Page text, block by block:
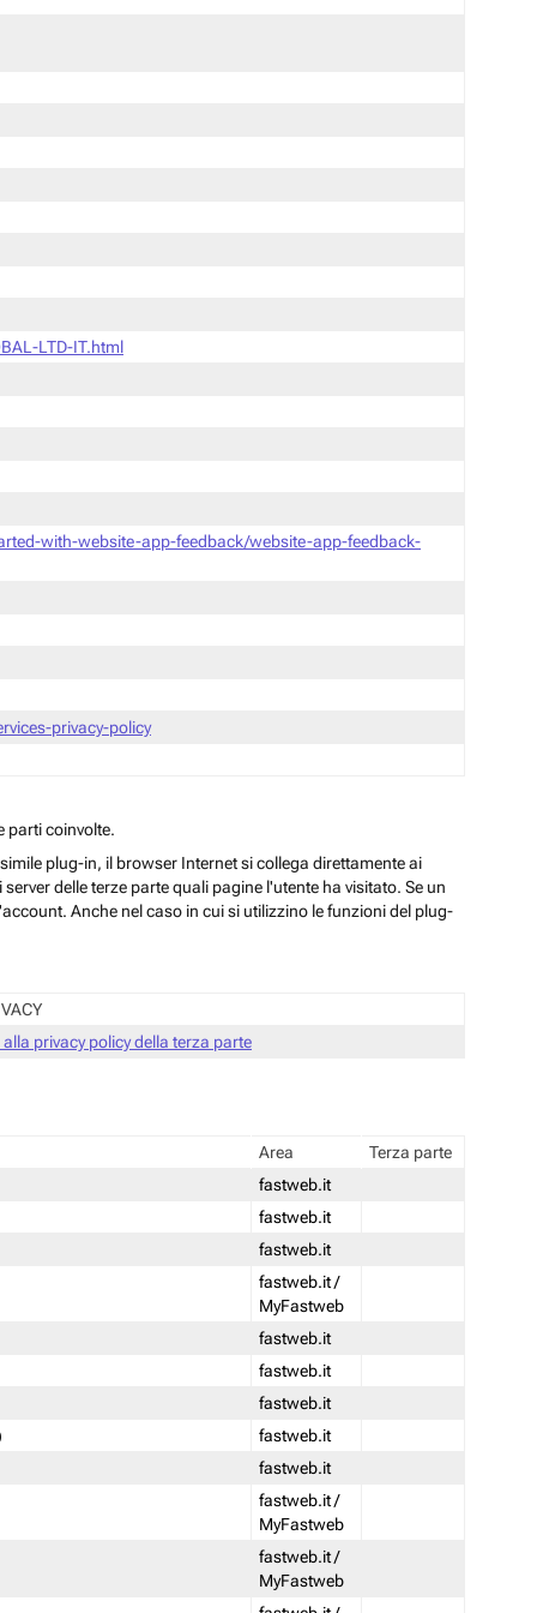
LTD-IT.html
with-website-app-feedback/website-app-feedback-
privacy-policy
parti coinvolte.
plug-in, il browser Internet si collega direttamente ai
delle terze parte quali pagine l'utente ha visitato. Se un
Anche nel caso in cui si utilizzino le funzioni del plug-
alla privacy policy della terza parte
Area
Terza parte
fastweb.it
fastweb.it
fastweb.it
fastweb.it /
MyFastweb
fastweb.it
fastweb.it
fastweb.it
fastweb.it
fastweb.it
fastweb.it /
MyFastweb
fastweb.it /
MyFastweb